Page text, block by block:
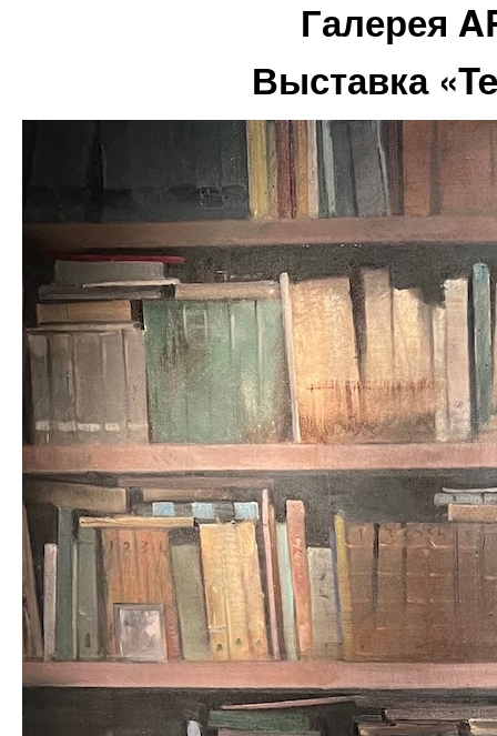
Галерея
Выставка